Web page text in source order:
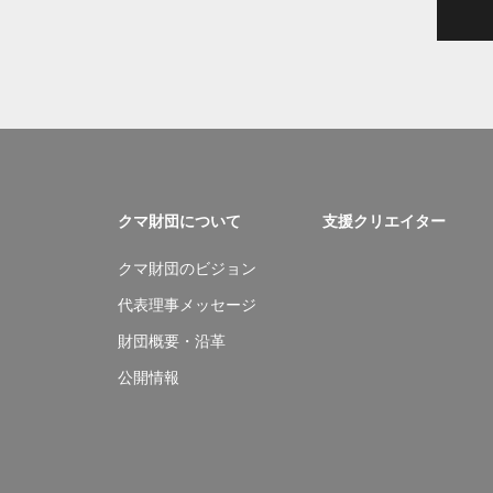
クマ財団について
クマ財団のビジョン
代表理事メッセージ
財団概要・沿革
公開情報
支援クリエイター